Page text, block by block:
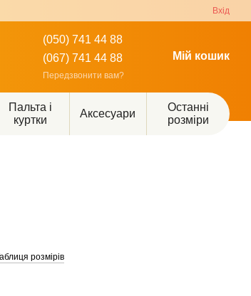
Вхід
(050) 741 44 88
(067) 741 44 88
Передзвонити вам?
Мій кошик
Пальта і
куртки
Аксесуари
Останні
розміри
розмірів